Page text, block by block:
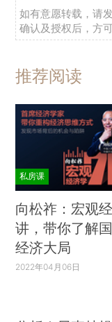
如有意愿转载，请
确认及授权后，方可
推荐阅读
私房课
向松祚：宏观
讲，带你了解
经济大局
2022年04月06日